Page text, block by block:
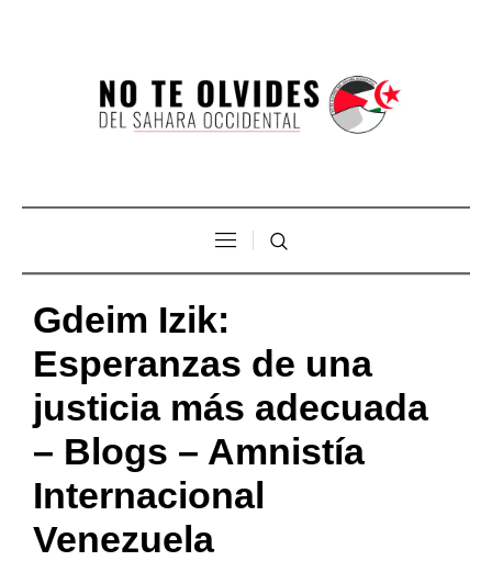
Gdeim Izik:
Esperanzas de una
justicia más adecuada
– Blogs – Amnistía
Internacional
Venezuela